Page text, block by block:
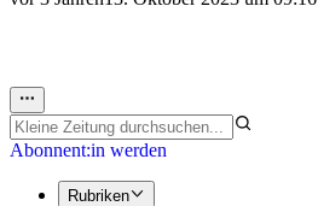
Abonnent:in werden
Rubriken